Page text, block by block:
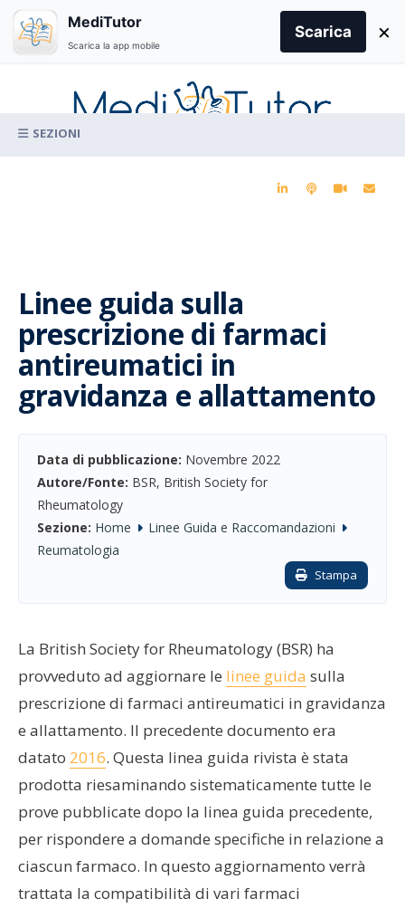
content
Linee guida sulla
prescrizione di farmaci
antireumatici in
gravidanza e allattamento
Data di pubblicazione: Novembre 2022
Autore/Fonte: BSR, British Society for
Rheumatology
Sezione: Home
Linee Guida e Raccomandazioni
Reumatologia
Stampa
La British Society for Rheumatology (BSR) ha
provveduto ad aggiornare le linee guida sulla
prescrizione di farmaci antireumatici in gravidanza
e allattamento. Il precedente documento era
datato 2016. Questa linea guida rivista è stata
prodotta riesaminando sistematicamente tutte le
prove pubblicate dopo la linea guida precedente,
per rispondere a domande specifiche in relazione a
ciascun farmaco. In questo aggiornamento verrà
trattata la compatibilità di vari farmaci
for:
MediTutor
Scarica la app mobile
Scarica ×